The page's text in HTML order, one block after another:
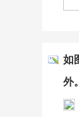
如
外。